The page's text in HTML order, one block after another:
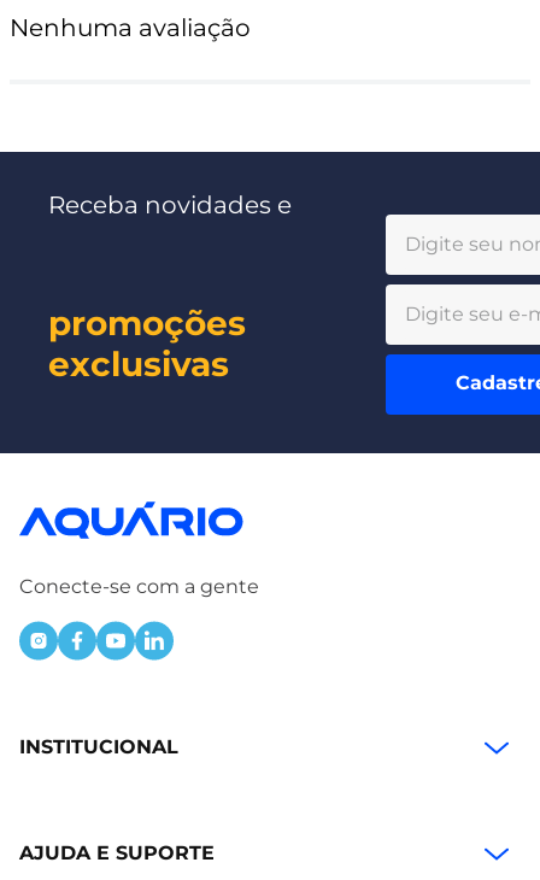
Nenhuma avaliação
Receba novidades e
promoções
exclusivas
Conecte-se com a gente
INSTITUCIONAL
AJUDA E SUPORTE